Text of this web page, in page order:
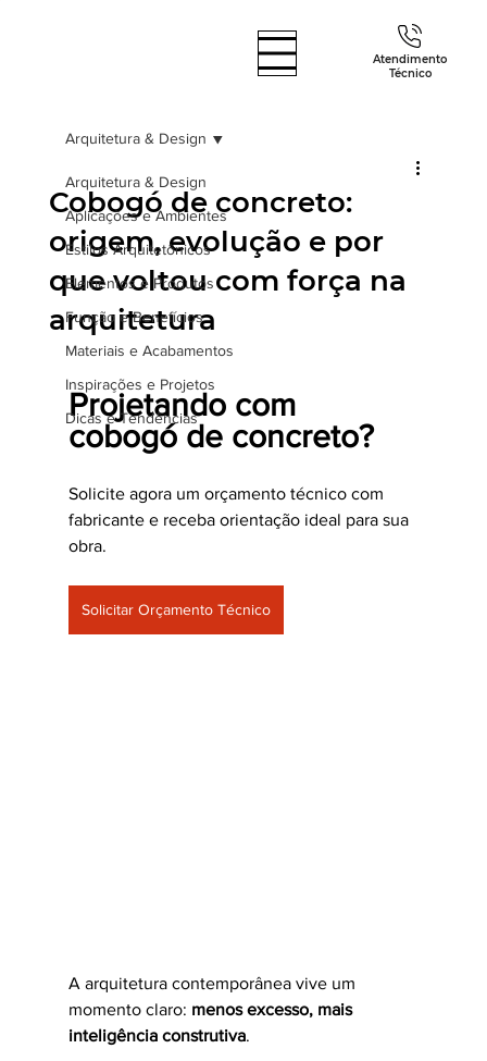
Atendimento
Técnico
Arquitetura & Design
Aplicações e Ambientes
Estilos Arquitetônicos
Elementos e Produtos
Função e Benefícios
Materiais e Acabamentos
Inspirações e Projetos
Dicas e Tendências
Arquitetura & Design
Cobogó de concreto:
origem, evolução e por
que voltou com força na
arquitetura
Projetando com
cobogó de concreto?
Solicite agora um orçamento técnico com
fabricante e receba orientação ideal para sua
obra.
Solicitar Orçamento Técnico
A arquitetura contemporânea vive um
momento claro: menos excesso, mais
inteligência construtiva.